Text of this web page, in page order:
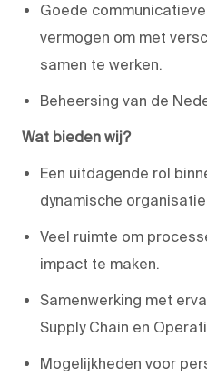
Goede
vermogen om met
samen te werken.
Beheersing van de
Wat bieden wij?
Een uitdagende rol
dynamische
Veel ruimte om
impact te maken.
Samenwerking met
Supply Chain en
Mogelijkheden voor